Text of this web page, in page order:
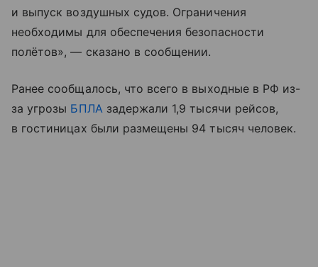
и выпуск воздушных судов. Ограничения
необходимы для обеспечения безопасности
полётов», — сказано в сообщении.
Ранее сообщалось, что всего в выходные в РФ из-
за угрозы БПЛА задержали 1,9 тысячи рейсов,
в гостиницах были размещены 94 тысяч человек.